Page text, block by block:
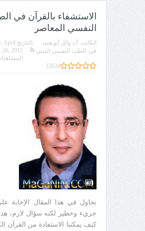
الاستشفاء بالقرآن في
النفسي المعاصر
الكاتب: أ.د وائل أبو هندي التاريخ April
26, 2012
في: الطب النفسي الديني
22024
نحاول في هذا المقال الإجابة
جريء وخطير لكنه سؤال لازم،
كيف يمكننا الاستفادة من القرآن